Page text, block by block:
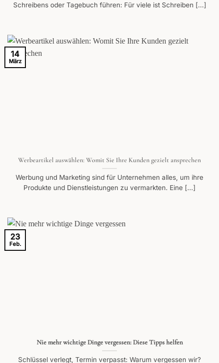
Schreibens oder Tagebuch führen: Für viele ist Schreiben [...]
Werbeartikel auswählen: Womit Sie Ihre Kunden gezielt ansprechen
Werbung und Marketing sind für Unternehmen alles, um ihre
Produkte und Dienstleistungen zu vermarkten. Eine [...]
14
März
Nie mehr wichtige Dinge vergessen: Diese Tipps helfen
Schlüssel verlegt, Termin verpasst: Warum vergessen wir?
23
Feb.